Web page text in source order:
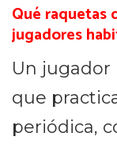
Qué raquetas
jugadores
Un jugador
que
periódica,